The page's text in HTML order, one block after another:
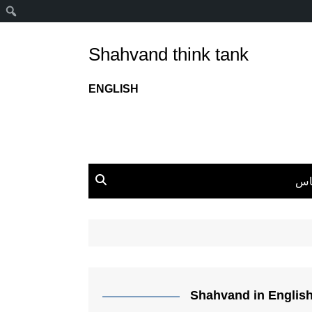
Shahvand think tank
ENGLISH
Shahvand in